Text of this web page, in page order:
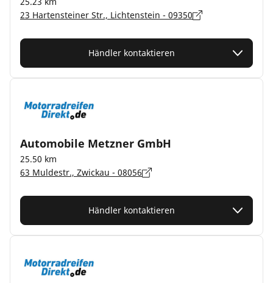
23 Hartensteiner Str., Lichtenstein - 09350
Händler kontaktieren
Automobile Metzner GmbH
25.50 km
63 Muldestr., Zwickau - 08056
Händler kontaktieren